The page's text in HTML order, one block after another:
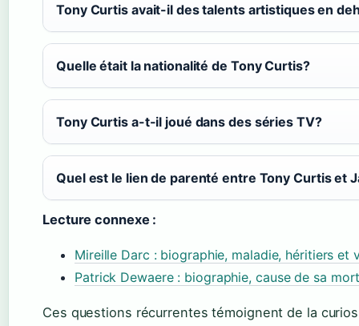
Tony Curtis avait-il des talents artistiques en
Quelle était la nationalité de Tony Curtis?
Tony Curtis a-t-il joué dans des séries TV?
Quel est le lien de parenté entre Tony Curtis et
Lecture connexe :
Mireille Darc : biographie, maladie, héritiers et
Patrick Dewaere : biographie, cause de sa
Ces questions récurrentes témoignent de la